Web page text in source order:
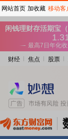
财经 焦点 股票
网站首页 加收藏 移动客